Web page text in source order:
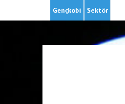
Gençkobi Sektör